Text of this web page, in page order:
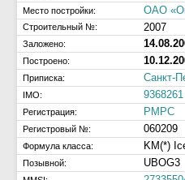
Место постройки: ОАО
Строительный №:
2007
Заложено:
Построено:
Приписка: Санкт-
IMO: 9368261
Регистрация: РМРС
Регистровый №: 060209
Формула класса: KM(*)
Позывной: UBOG3